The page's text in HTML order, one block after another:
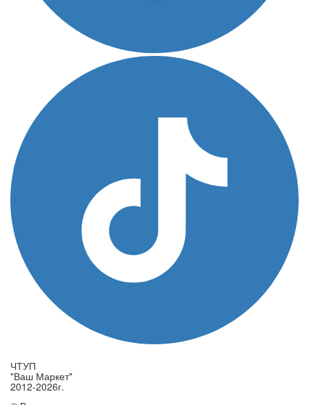
ЧТУП
"Ваш Маркет"
2012-2026г.